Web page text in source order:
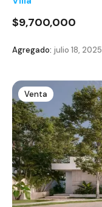
$9,700,000
Agregado: julio 18, 2025
Venta